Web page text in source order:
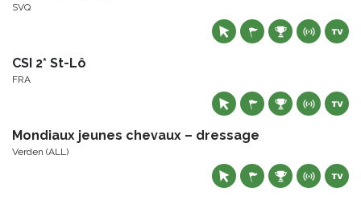
SVQ
CSI 2* St-Lô
FRA
Mondiaux jeunes chevaux – dressage
Verden (ALL)